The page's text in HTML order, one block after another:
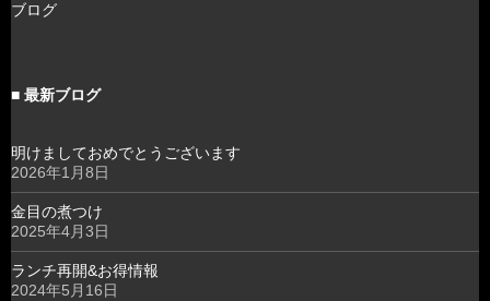
ブログ
■ 最新ブログ
明けましておめでとうございます
2026年1月8日
金目の煮つけ
2025年4月3日
ランチ再開&お得情報
2024年5月16日